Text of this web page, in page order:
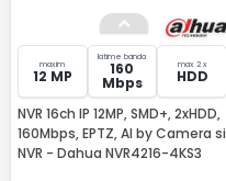
maxim
12 MP
latime banda
160
Mbps
max 2 x
HDD
NVR 16ch IP 12MP, SMD+, 2xHDD,
160Mbps, EPTZ, AI by Camera si
NVR - Dahua NVR4216-4KS3